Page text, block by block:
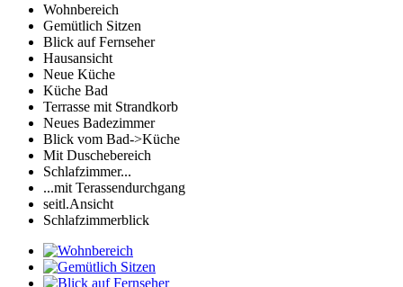
Wohnbereich
Gemütlich Sitzen
Blick auf Fernseher
Hausansicht
Neue Küche
Küche Bad
Terrasse mit Strandkorb
Neues Badezimmer
Blick vom Bad->Küche
Mit Duschebereich
Schlafzimmer...
...mit Terassendurchgang
seitl.Ansicht
Schlafzimmerblick